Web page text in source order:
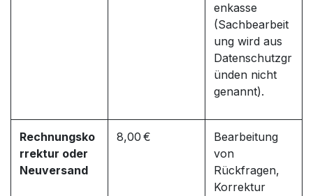
enkasse
(Sachbearbeit
ung wird aus
Datenschutzgr
ünden nicht
genannt).
Rechnungsko
rrektur oder
Neuversand
8,00 €
Bearbeitung
von
Rückfragen,
Korrektur